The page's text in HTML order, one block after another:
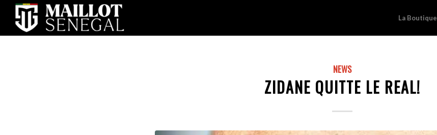
La Boutique
NEWS
ZIDANE QUITTE LE REAL!